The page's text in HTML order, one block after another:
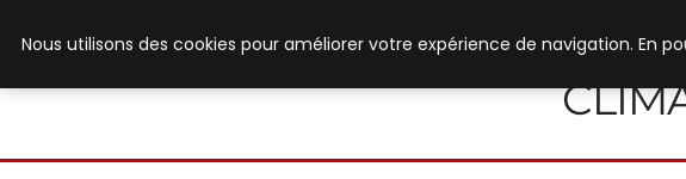
Nous utilisons des cookies pour améliorer votre expérience de navigation. En